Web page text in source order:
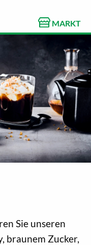
MARKT
Sie unseren
braunem Zucker,